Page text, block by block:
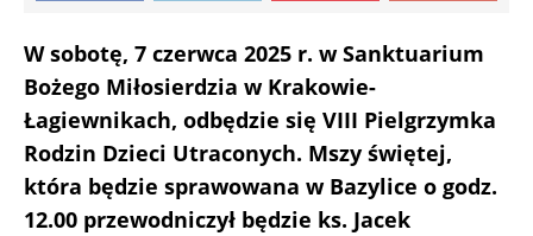
W sobotę, 7 czerwca 2025 r. w Sanktuarium
Bożego Miłosierdzia w Krakowie-
Łagiewnikach, odbędzie się VIII Pielgrzymka
Rodzin Dzieci Utraconych. Mszy świętej,
która będzie sprawowana w Bazylice o godz.
12.00 przewodniczył będzie ks. Jacek